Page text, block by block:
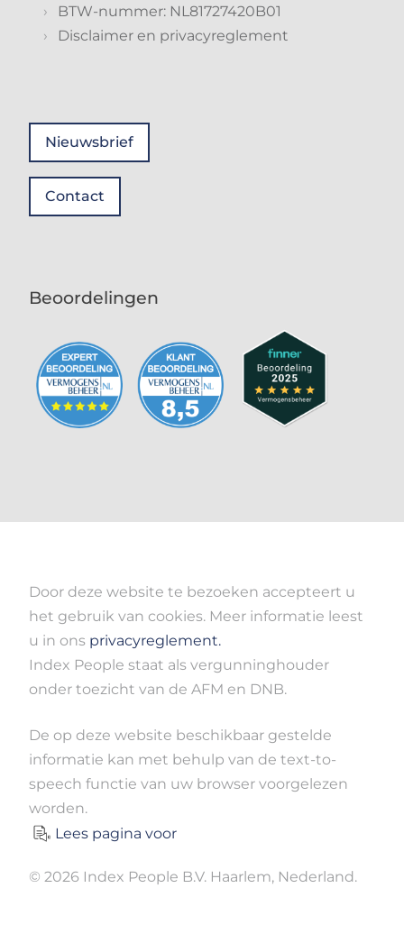
BTW-nummer: NL81727420B01
Disclaimer en privacyreglement
Nieuwsbrief
Contact
Beoordelingen
Door deze website te bezoeken accepteert u
het gebruik van cookies. Meer informatie leest
u in ons privacyreglement.
Index People staat als vergunninghouder
onder toezicht van de AFM en DNB.
De op deze website beschikbaar gestelde
informatie kan met behulp van de text-to-
speech functie van uw browser voorgelezen
worden.
Lees pagina voor
© 2026 Index People B.V. Haarlem, Nederland.